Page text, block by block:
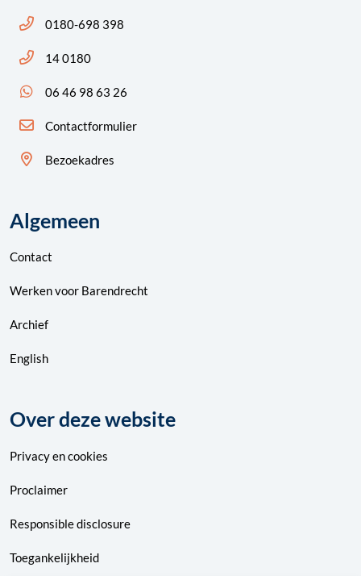
Bel ons: 14 0180
0180-698 398
Bel ons: 14 0180
14 0180
App ons: 06 46 98 63 26 (WhatsApp)
06 46 98 63 26
Contactformulier
Bezoekadres
Algemeen
Contact
Werken voor Barendrecht
Archief
English
Over deze website
Privacyencookies
Proclaimer
Responsible disclosure
Toegankelijkheid